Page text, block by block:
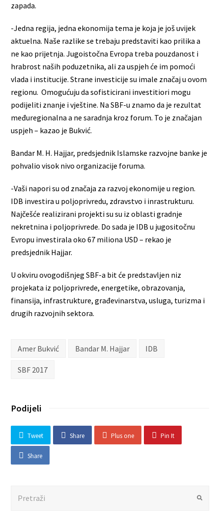
zapada.
-Jedna regija, jedna ekonomija tema je koja je još uvijek
aktuelna. Naše razlike se trebaju predstaviti kao prilika a
ne kao prijetnja. Jugoistočna Evropa treba pouzdanost i
hrabrost naših poduzetnika, ali za uspjeh će im pomoći
vlada i institucije. Strane investicije su imale značaj u ovom
regionu. Omogućuju da sofisticirani investitiori mogu
podijeliti znanje i vještine. Na SBF-u znamo da je rezultat
međuregionalna a ne saradnja kroz forum. To je značajan
uspjeh – kazao je Bukvić.
Bandar M. H. Hajjar, predsjednik Islamske razvojne banke je
pohvalio visok nivo organizacije foruma.
-Vaši napori su od značaja za razvoj ekonomije u region.
IDB investira u poljoprivredu, zdravstvo i inrastrukturu.
Najčešće realizirani projekti su su iz oblasti gradnje
nekretnina i poljoprivrede. Do sada je IDB u jugositočnu
Evropu investirala oko 67 miliona USD – rekao je
predsjednik Hajjar.
U okviru ovogodišnjeg SBF-a bit će predstavljen niz
projekata iz poljoprivrede, energetike, obrazovanja,
finansija, infrastrukture, građevinarstva, usluga, turizma i
drugih razvojnih sektora.
Amer Bukvić Bandar M. Hajjar IDB
SBF 2017
Podijeli
Tweet Share Plus one Pin It
Share
Submit